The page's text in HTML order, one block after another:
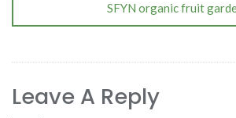
SFYN organic fruit
Leave A Reply